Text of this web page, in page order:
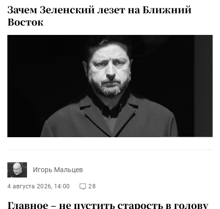
Зачем Зеленский лезет на Ближний
Восток
Игорь Мальцев
4 августа 2026, 14:00 28
Главное – не пустить старость в голову